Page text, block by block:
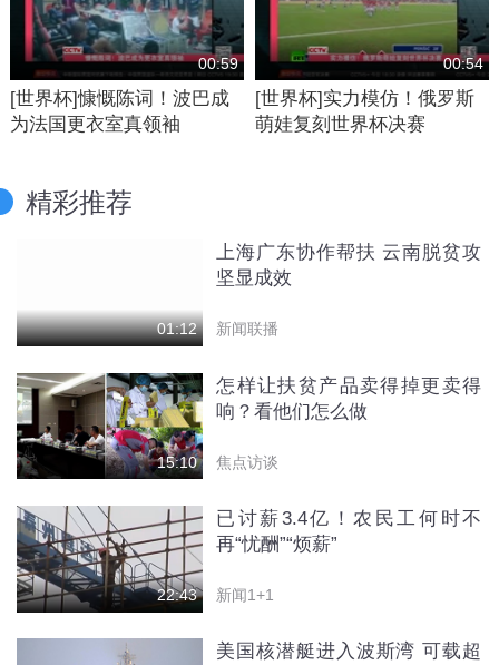
00:59
[世界杯]慷慨陈词！波巴成
为法国更衣室真领袖
00:54
[世界杯]实力模仿！俄罗斯
萌娃复刻世界杯决赛
精彩推荐
01:12
上海广东协作帮扶 云南脱贫攻
坚显成效
新闻联播
15:10
怎样让扶贫产品卖得掉更卖得
响？看他们怎么做
焦点访谈
22:43
已讨薪3.4亿！农民工何时不
再“忧酬”“烦薪”
新闻1+1
美国核潜艇进入波斯湾 可载超